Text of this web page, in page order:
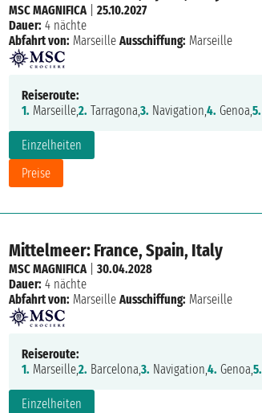
Einzelheiten
Preise
MSC MAGNIFICA|25.10.2027
Dauer: 4 nächte
Abfahrt von: Marseille Ausschiffung: Marseille
Reiseroute:
1. Marseille,2. Tarragona,3. Navigation,4. Genoa,5.
Mittelmeer: France, Spain, Italy
Einzelheiten
MSC MAGNIFICA|30.04.2028
Dauer: 4 nächte
Abfahrt von: Marseille Ausschiffung: Marseille
Reiseroute:
1. Marseille,2. Barcelona,3. Navigation,4. Genoa,5.